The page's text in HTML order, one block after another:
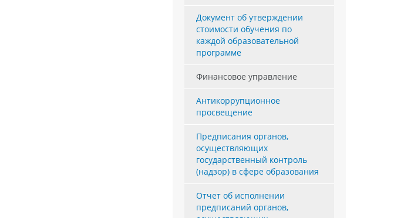
Документ об утверждении
стоимости обучения по
каждой образовательной
программе
Финансовое управление
Антикоррупционное
просвещение
Предписания органов,
осуществляющих
государственный контроль
(надзор) в сфере образования
Отчет об исполнении
предписаний органов,